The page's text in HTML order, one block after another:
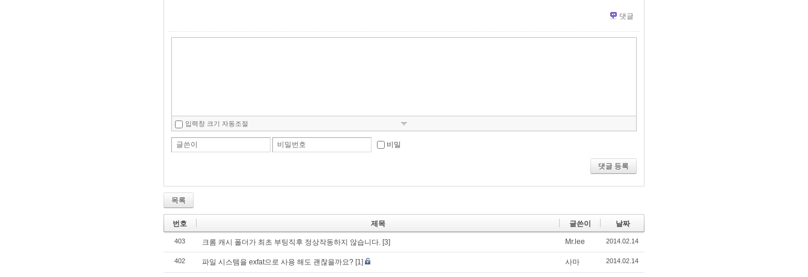
댓글
뛰
입력창 크기 자동조절
글쓴이 비밀번호 비밀
댓글 등록
목록
번호 제목 글쓴이 날짜
403 크롬 캐시 폴더가 최초 부팅직후 정상작동하지 않습니다. [3] Mr.lee 2014.02.14
402 파일 시스템을 exfat으로 사용 해도 괜찮을까요? [1] 사마 2014.02.14